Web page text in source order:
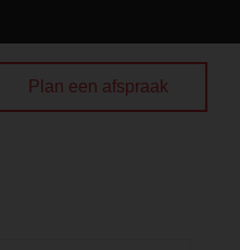
Plan een afspraak